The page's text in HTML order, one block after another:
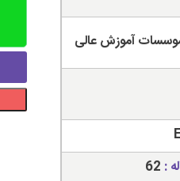
موسسات آموزش عالی
:
62
ترجمه